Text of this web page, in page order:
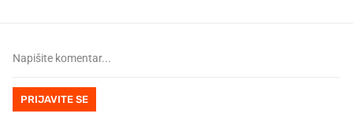
PRIJAVITE SE